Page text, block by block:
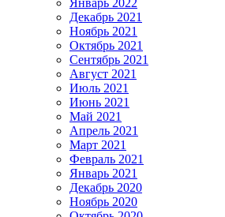
Январь 2022
Декабрь 2021
Ноябрь 2021
Октябрь 2021
Сентябрь 2021
Август 2021
Июль 2021
Июнь 2021
Май 2021
Апрель 2021
Март 2021
Февраль 2021
Январь 2021
Декабрь 2020
Ноябрь 2020